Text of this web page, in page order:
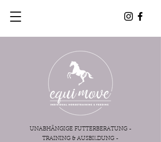
UNABHÄNGIGE FUTTERBERATUNG -
TRAINING & AUSBILDUNG -